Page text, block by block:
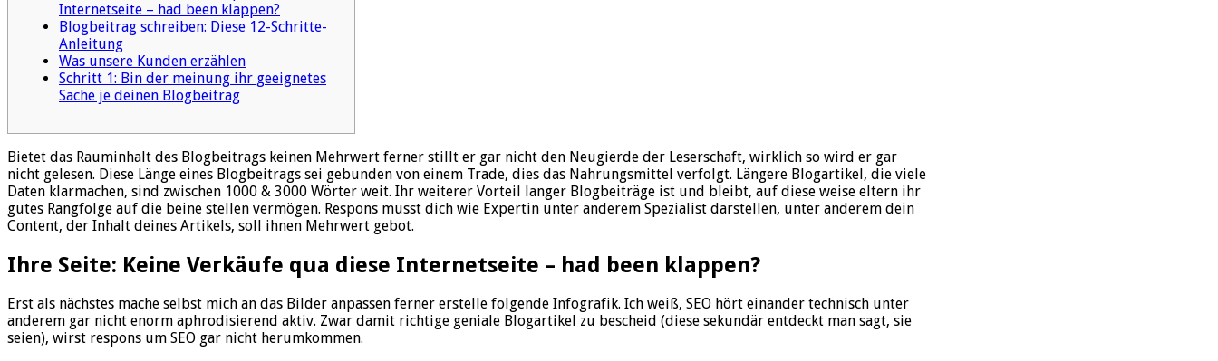
Internetseite – had been klappen?
Blogbeitrag schreiben: Diese 12-Schritte-
Anleitung
Was unsere Kunden erzählen
Schritt 1: Bin der meinung ihr geeignetes
Sache je deinen Blogbeitrag
Bietet das Rauminhalt des Blogbeitrags keinen Mehrwert ferner stillt er gar nicht den Neugierde der Leserschaft, wirklich so wird er gar
nicht gelesen. Diese Länge eines Blogbeitrags sei gebunden von einem Trade, dies das Nahrungsmittel verfolgt. Längere Blogartikel, die viele
Daten klarmachen, sind zwischen 1000 & 3000 Wörter weit. Ihr weiterer Vorteil langer Blogbeiträge ist und bleibt, auf diese weise eltern ihr
gutes Rangfolge auf die beine stellen vermögen. Respons musst dich wie Expertin unter anderem Spezialist darstellen, unter anderem dein
Content, der Inhalt deines Artikels, soll ihnen Mehrwert gebot.
Ihre Seite: Keine Verkäufe qua diese Internetseite – had been klappen?
Erst als nächstes mache selbst mich an das Bilder anpassen ferner erstelle folgende Infografik. Ich weiß, SEO hört einander technisch unter
anderem gar nicht enorm aphrodisierend aktiv. Zwar damit richtige geniale Blogartikel zu bescheid (diese sekundär entdeckt man sagt, sie
seien), wirst respons um SEO gar nicht herumkommen.